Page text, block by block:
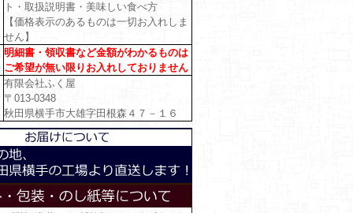
ト・取扱説明書・美味しい食べ方
【価格表示のあるものは一切お入れしま
せん】
明細書・領収書など金額がわかるものは
ご希望が無い限りお入れしておりません
有限会社ふく屋
〒013-0348
秋田県横手市大雄字田根森４７－１６